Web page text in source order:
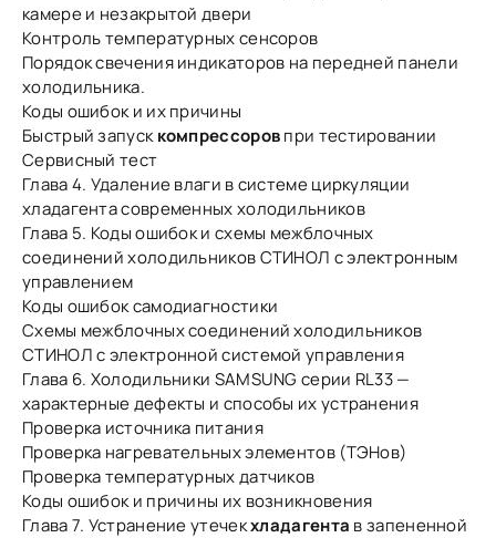
камере и незакрытой двери
Контроль температурных сенсоров
Порядок свечения индикаторов на передней панели
холодильника.
Коды ошибок и их причины
Быстрый запусккомпрессоровпри тестировании
Сервисный тест
Глава 4. Удаление влаги в системе циркуляции
хладагента современных холодильников
Глава 5. Коды ошибок и схемы межблочных
соединений холодильников СТИНОЛ с электронным
управлением
Коды ошибок самодиагностики
Схемы межблочных соединений холодильников
СТИНОЛ с электронной системой управления
Глава 6. Холодильники SAMSUNG серии RL33 —
характерные дефекты и способы их устранения
Проверка источника питания
Проверка нагревательных элементов (ТЭНов)
Проверка температурных датчиков
Коды ошибок и причины их возникновения
Глава 7. Устранение утечекхладагента в запененной